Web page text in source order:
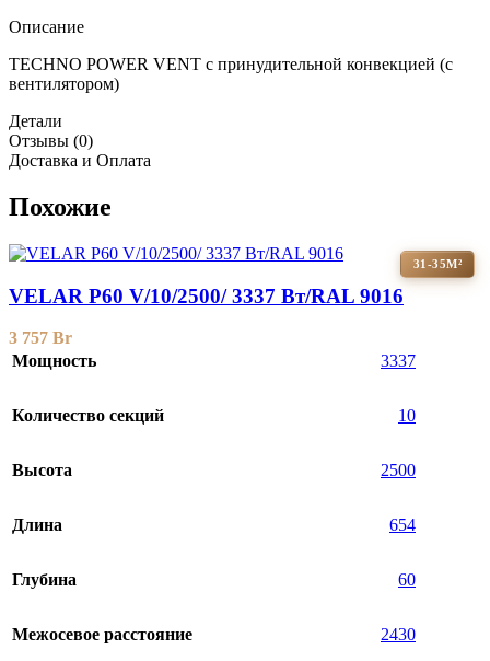
Описание
TECHNO POWER VENT с принудительной конвекцией (c
вентилятором)
Детали
Отзывы (0)
Доставка и Оплата
Похожие
31-35М²
VELAR P60 V/10/2500/ 3337 Bт/RAL 9016
3 757 Br
Мощность
3337
Количество секций 10
Высота 2500
Длина 654
Глубина 60
Межосевое расстояние 2430